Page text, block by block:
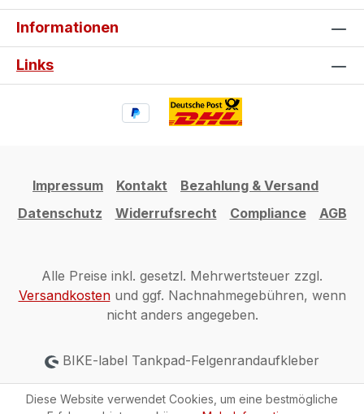
Informationen
Links
Impressum Kontakt
Bezahlung & Versand
Datenschutz
Widerrufsrecht Compliance AGB
Alle Preise inkl. gesetzl. Mehrwertsteuer zzgl.
Versandkostenund ggf. Nachnahmegebühren, wenn
nicht anders angegeben.
BIKE-label Tankpad-Felgenrandaufkleber
Diese Website verwendet Cookies, um eine bestmögliche